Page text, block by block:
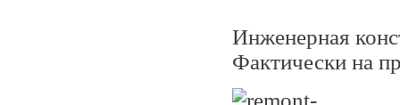
Инженерная
Фактически на